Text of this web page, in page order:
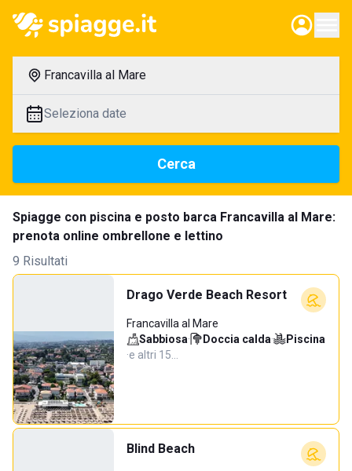
Francavilla al Mare
Seleziona date
Cerca
Spiagge con piscina e posto barca Francavilla al Mare:
prenota online ombrellone e lettino
9 Risultati
Drago Verde Beach Resort
Francavilla al Mare
Sabbiosa· Doccia calda·
Piscina
·e altri 15…
Blind Beach